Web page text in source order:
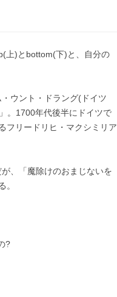
上)とbottom(下)と、自分の
ウント・ドラング(ドイツ
。1700年代後半にドイツで
フリードリヒ・マクシミリア
、「魔除けのおまじないを
。
?